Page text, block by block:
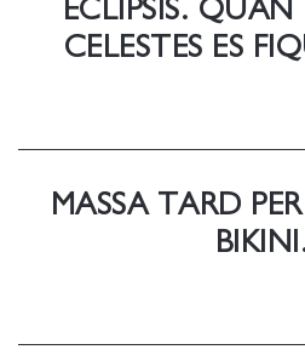
ECLIPSIS. QUAN
CELESTES ES
MASSA TARD